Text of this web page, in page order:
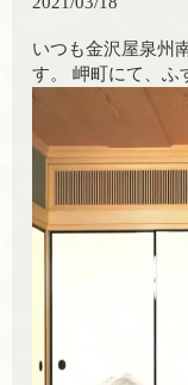
いつも金沢屋泉州
す。 岬町にて、